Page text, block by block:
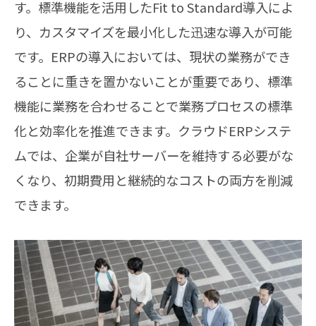
す。標準機能を活用したFit to Standard導入によ
り、カスタマイズを最小化した迅速な導入が可能
です。ERPの導入においては、現状の業務ができ
ることに重きを置かないことが重要であり、標準
機能に業務を合わせることで業務プロセスの標準
化と効率化を推進できます。クラウドERPシステ
ムでは、企業が自社サーバーを維持する必要がな
くなり、初期費用と継続的なコストの両方を削減
できます。